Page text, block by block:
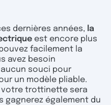
dernières années, la
est encore plus
facilement la
avez besoin
souci pour
un modèle pliable.
votre trottinette sera
gagnerez également du